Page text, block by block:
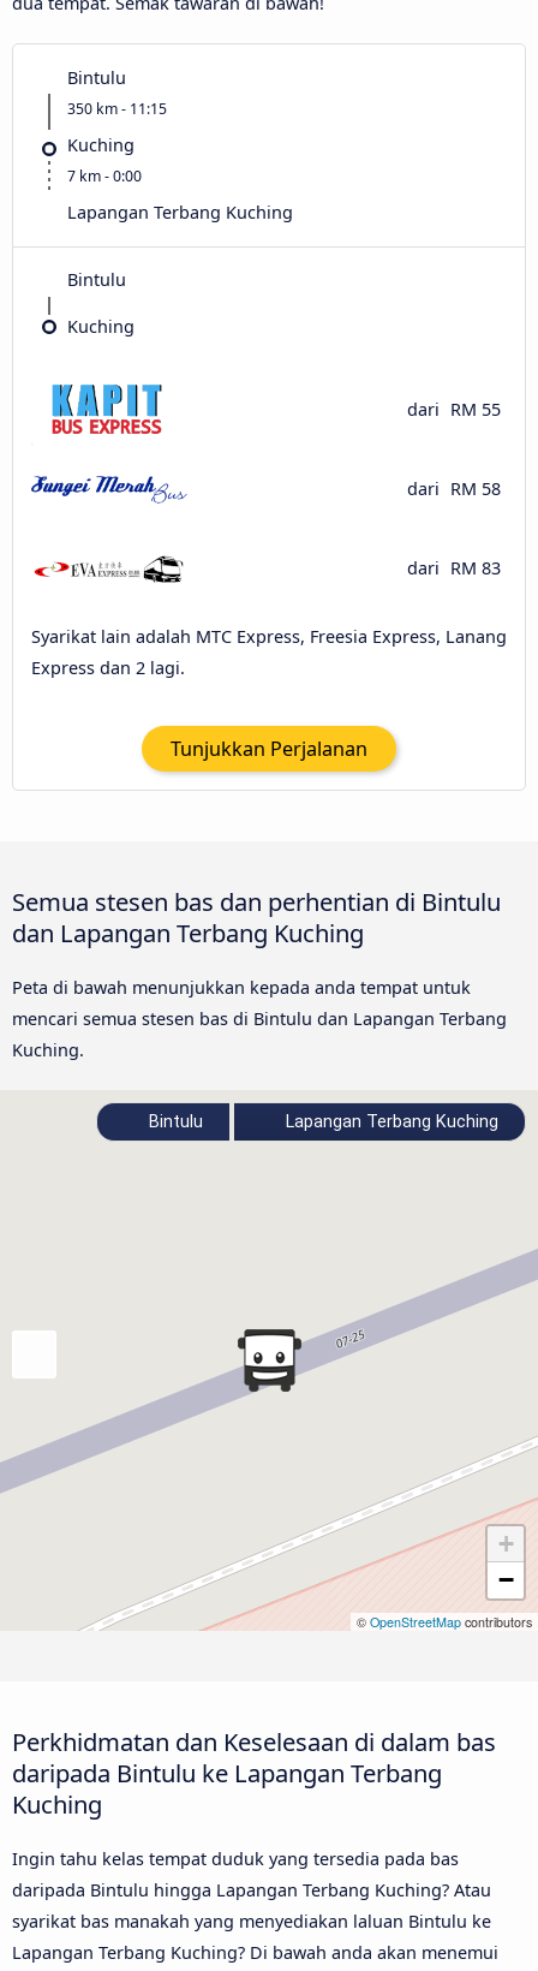
Bintulu
350 km - 11:15
Kuching
7 km - 0:00
Lapangan Terbang Kuching
Bintulu
Kuching
dari RM 55
dari RM 58
dari RM 83
Syarikat lain adalah MTC Express, Freesia Express, Lanang
Express dan 2 lagi.
Tunjukkan Perjalanan
Semua stesen bas dan perhentian di Bintulu
dan Lapangan Terbang Kuching
Peta di bawah menunjukkan kepada anda tempat untuk
mencari semua stesen bas di Bintulu dan Lapangan Terbang
Kuching.
+
−
© OpenStreetMap contributors
Bintulu Lapangan Terbang Kuching
Perkhidmatan dan Keselesaan di dalam bas
daripada Bintulu ke Lapangan Terbang
Kuching
Ingin tahu kelas tempat duduk yang tersedia pada bas
daripada Bintulu hingga Lapangan Terbang Kuching? Atau
syarikat bas manakah yang menyediakan laluan Bintulu ke
Lapangan Terbang Kuching? Di bawah anda akan menemui